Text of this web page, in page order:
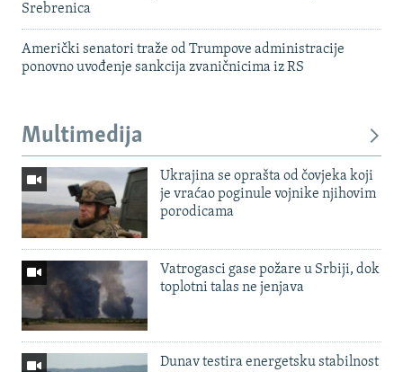
Srebrenica
Američki senatori traže od Trumpove administracije
ponovno uvođenje sankcija zvaničnicima iz RS
Multimedija
Ukrajina se oprašta od čovjeka koji
je vraćao poginule vojnike njihovim
porodicama
Vatrogasci gase požare u Srbiji, dok
toplotni talas ne jenjava
Dunav testira energetsku stabilnost